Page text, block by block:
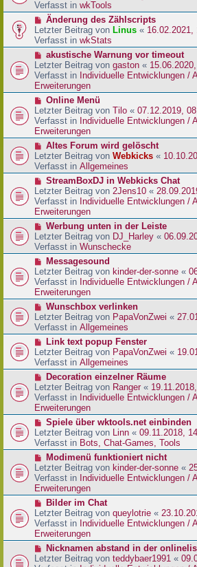
r
a
g
e
t
r
a
g
u
e
r
B
e
t
r
a
g
Verfasst in wkTools
N
e
u
e
r
B
e
i
r
a
g
Änderung des Zählscripts
Letzter Beitrag von Linus « 16.02.2021,
Verfasst in wkStats
N
e
u
e
r
B
e
i
t
a
g
akustische Warnung vor timeout
Letzter Beitrag von gaston «
Verfasst in Individuelle Entwicklungen /
Erweiterungen
N
e
u
e
r
B
e
i
r
a
g
Online Menü
Letzter Beitrag von Tilo « 07.12.2019,
Verfasst in Individuelle Entwicklungen /
Erweiterungen
N
e
u
e
r
B
e
i
r
a
g
Altes Forum wird gelöscht
Letzter Beitrag von Webkicks «
Verfasst in Allgemeines
N
e
u
e
r
B
e
i
r
a
g
StreamBoxDJ in Webkicks Chat
Letzter Beitrag von 2Jens10 «
Verfasst in Individuelle Entwicklungen /
Erweiterungen
N
e
u
e
r
B
e
i
r
a
g
Werbung unten in der Leiste
Letzter Beitrag von DJ_Harley «
Verfasst in Wunschecke
N
e
u
e
r
B
e
i
r
a
g
Messagesound
Letzter Beitrag von kinder-der-sonne «
Verfasst in Individuelle Entwicklungen /
Erweiterungen
N
e
u
e
r
B
e
t
r
a
g
Wunschbox verlinken
Letzter Beitrag von PapaVonZwei «
Verfasst in Allgemeines
N
e
u
e
r
B
e
i
r
a
g
Link text popup Fenster
Letzter Beitrag von PapaVonZwei «
Verfasst in Allgemeines
N
e
u
e
r
B
e
i
r
a
g
Decoration einzelner Räume
Letzter Beitrag von Ranger «
Verfasst in Individuelle Entwicklungen /
Erweiterungen
N
e
u
e
r
B
e
i
r
a
g
Spiele über wktools.net einbinden
Letzter Beitrag von Linn « 09.11.2018,
Verfasst in Bots, Chat-Games, Tools
N
e
u
e
r
B
e
i
t
a
Modimenü funktioniert nicht
Letzter Beitrag von kinder-der-sonne «
Verfasst in Individuelle Entwicklungen /
Erweiterungen
N
e
u
e
r
B
e
Bilder im Chat
Letzter Beitrag von queylotrie «
Verfasst in Individuelle Entwicklungen /
Erweiterungen
N
e
Nicknamen abstand in der
Letzter Beitrag von teddybaer1991 «